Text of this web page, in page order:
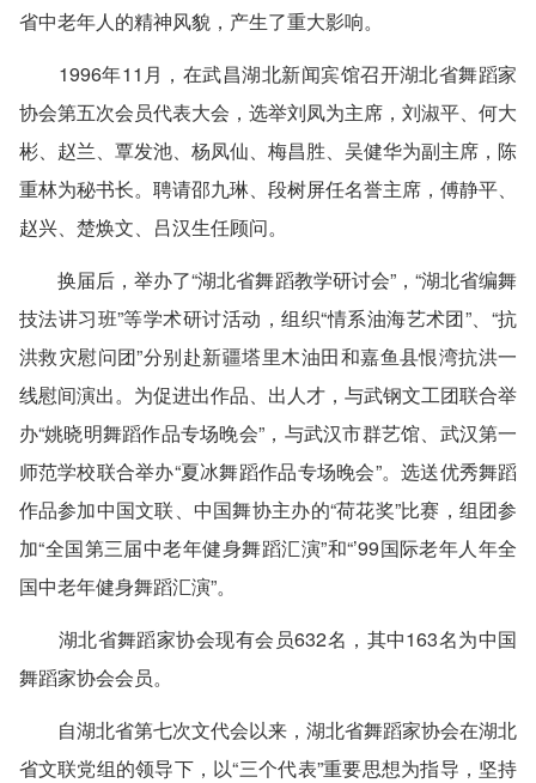
省中老年人的精神风貌，产生了重大影响。
1996年11月，在武昌湖北新闻宾馆召开湖北省舞蹈家
协会第五次会员代表大会，选举刘凤为主席，刘淑平、何大
彬、赵兰、覃发池、杨凤仙、梅昌胜、吴健华为副主席，陈
重林为秘书长。聘请邵九琳、段树屏任名誉主席，傅静平、
赵兴、楚焕文、吕汉生任顾问。
换届后，举办了“湖北省舞蹈教学研讨会”，“湖北省编舞
技法讲习班”等学术研讨活动，组织“情系油海艺术团”、“抗
洪救灾慰问团”分别赴新疆塔里木油田和嘉鱼县恨湾抗洪一
线慰间演出。为促进出作品、出人才，与武钢文工团联合举
办“姚晓明舞蹈作品专场晚会”，与武汉市群艺馆、武汉第一
师范学校联合举办“夏冰舞蹈作品专场晚会”。选送优秀舞蹈
作品参加中国文联、中国舞协主办的“荷花奖”比赛，组团参
加“全国第三届中老年健身舞蹈汇演”和“’99国际老年人年全
国中老年健身舞蹈汇演”。
湖北省舞蹈家协会现有会员632名，其中163名为中国
舞蹈家协会会员。
自湖北省第七次文代会以来，湖北省舞蹈家协会在湖北
省文联党组的领导下，以“三个代表”重要思想为指导，坚持